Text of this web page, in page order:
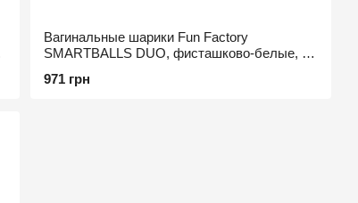
Вагинальные шарики Fun Factory
SMARTBALLS DUO, фисташково-белые, 2
971 грн